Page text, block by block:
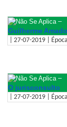
–
Guilherme
| 27-07-2019 |
–
O jurisconsulto
| 27-07-2019 |